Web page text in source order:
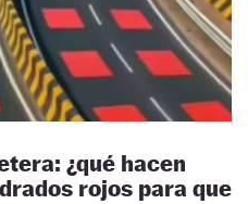
¿qué hacen
rojos para que